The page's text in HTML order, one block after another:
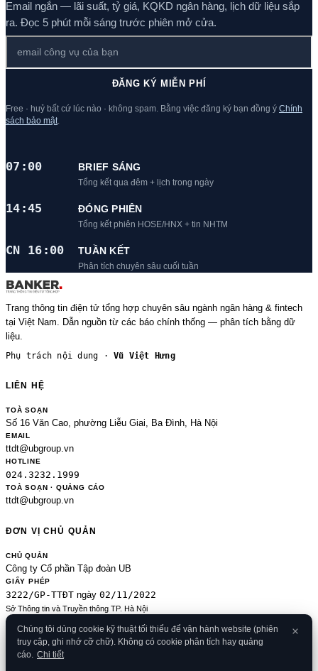
Email ngắn — lãi suất, tỷ giá, KQKD ngân hàng, lịch dữ liệu sắp
ra. Đọc 5 phút mỗi sáng trước phiên mở cửa.
ĐĂNG KÝ MIỄN PHÍ
Free · huỷ bất cứ lúc nào · không spam. Bằng việc đăng ký bạn đồng ý Chính
sách bảo mật
07:00 BRIEF SÁNG
Tổng kết qua đêm + lịch trong ngày
14:45 ĐÓNG PHIÊN
Tổng kết phiên HOSE/HNX + tin NHTM
CN 16:00 TUẦN KẾT
Phân tích chuyên sâu cuối tuần
Trang thông tin điện tử tổng hợp chuyên sâu ngành ngân hàng & fintech
tại Việt Nam. Dẫn nguồn từ các báo chính thống — phân tích bằng dữ
liệu.
Phụ trách nội dung ·Vũ Việt Hưng
LIÊN HỆ
TOÀ SOẠN
Số 16 Văn Cao, phường Liễu Giai, Ba Đình, Hà Nội
EMAIL
ttdt@ubgroup.vn
HOTLINE
024.3232.1999
TOÀ SOẠN · QUẢNG CÁO
ttdt@ubgroup.vn
ĐƠN VỊ CHỦ QUẢN
CHỦ QUẢN
Công ty Cổ phần Tập đoàn UB
GIẤY PHÉP
3222/GP-TTĐT ngày 02/11/2022
Sở Thông tin và Truyền thông TP. Hà Nội
Sửa đổi của 2489/GP-TTĐT ngày 24/8/2020
ĐKKD
0106080414 09/01/2013
© 2026 Banker.vn
Chúng tôi dùng cookie kỹ thuật tối thiểu để vận hành website (phiên
truy cập, ghi nhớ cỡ chữ). Không có cookie phân tích hay quảng
cáo. Chi tiết